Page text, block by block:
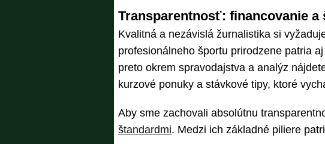
Transparentnosť: financovanie a
Kvalitná a nezávislá žurnalistika si
profesionálneho športu prirodzene patria
preto okrem spravodajstva a analýz
kurzové ponuky a stávkové tipy, ktoré
Aby sme zachovali absolútnu
štandardmi. Medzi ich základné piliere